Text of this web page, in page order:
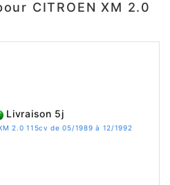
CITROEN XM 2.0
Livraison 5j
2.0 115cv de 05/1989 à 12/1992